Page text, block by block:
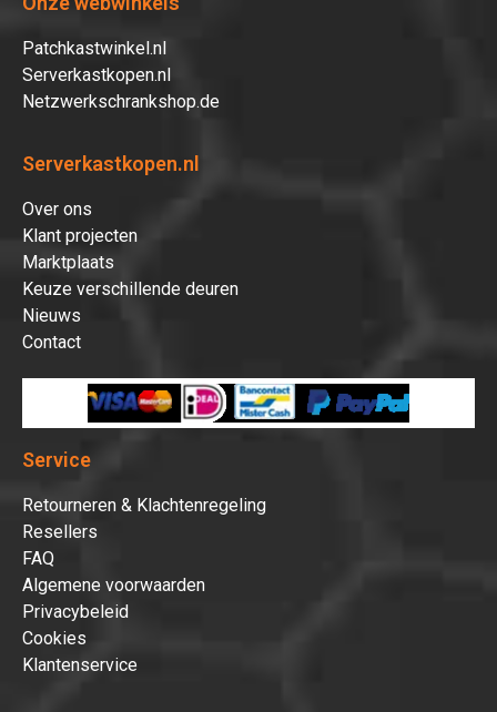
Patchkastwinkel.nl
Serverkastkopen.nl
Netzwerkschrankshop.de
Serverkastkopen.nl
Over ons
Klant projecten
Marktplaats
Keuze verschillende deuren
Nieuws
Contact
Service
Retourneren & Klachtenregeling
Resellers
FAQ
Algemene voorwaarden
Privacybeleid
Cookies
Klantenservice